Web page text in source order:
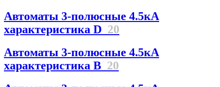
Автоматы 3-полюсные 4.5кА
характеристика D 20
Автоматы 3-полюсные 4.5кА
характеристика В 20